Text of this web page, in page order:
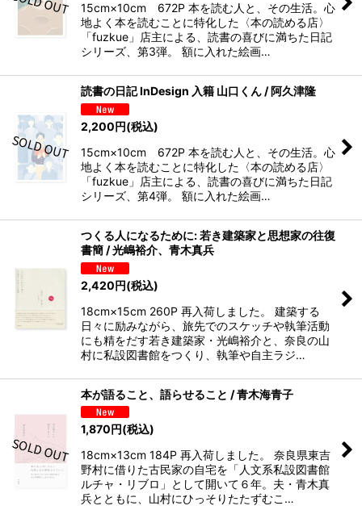
15cm×10cm 672P 本を読む人と、その生活。心
地よく本を読むことに特化した〈本の読める店〉
「fuzkue」店主による、読書の喜びに満ちた日記
シリーズ、第3弾。 額に入れた絵画…
読書の日記 InDesign 入籍 山口くん / 阿久津隆
2,200円(税込)
15cm×10cm 672P 本を読む人と、その生活。心
地よく本を読むことに特化した〈本の読める店〉
「fuzkue」店主による、読書の喜びに満ちた日記
シリーズ、第4弾。 額に入れた絵画…
つくる人になるために: 若き建築家と思想家の往復
書簡 / 光嶋裕介、青木真兵
2,420円(税込)
18cm×15cm 260P 再入荷しました。 建築する
日々に励みながら、旅先でのスケッチや執筆活動
にも精をだす若き建築家・光嶋裕介と、奈良の山
村に私設図書館をつくり、執筆や自主ラジ…
本が語ること、語らせること / 青木海青子
1,870円(税込)
18cm×13cm 184P 再入荷しました。 奈良県東吉
野村に借りた古民家の自宅を「人文系私設図書館
ルチャ・リブロ」として開いて６年。夫・青木真
兵とともに、山村にひっそりたたずむこ…